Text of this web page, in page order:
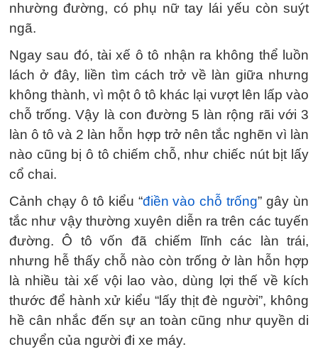
nhường đường, có phụ nữ tay lái yếu còn suýt
ngã.
Ngay sau đó, tài xế ô tô nhận ra không thể luồn
lách ở đây, liền tìm cách trở về làn giữa nhưng
không thành, vì một ô tô khác lại vượt lên lấp vào
chỗ trống. Vậy là con đường 5 làn rộng rãi với 3
làn ô tô và 2 làn hỗn hợp trở nên tắc nghẽn vì làn
nào cũng bị ô tô chiếm chỗ, như chiếc nút bịt lấy
cổ chai.
Cảnh chạy ô tô kiểu “điền vào chỗ trống” gây ùn
tắc như vậy thường xuyên diễn ra trên các tuyến
đường. Ô tô vốn đã chiếm lĩnh các làn trái,
nhưng hễ thấy chỗ nào còn trống ở làn hỗn hợp
là nhiều tài xế vội lao vào, dùng lợi thế về kích
thước để hành xử kiểu “lấy thịt đè người”, không
hề cân nhắc đến sự an toàn cũng như quyền di
chuyển của người đi xe máy.